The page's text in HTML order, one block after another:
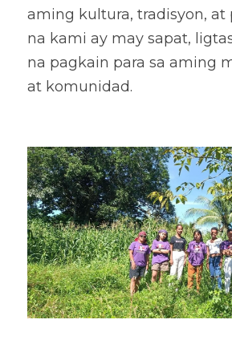
aming kultura, tradisyon, at
na kami ay may sapat,
na pagkain para sa aming
at komunidad.